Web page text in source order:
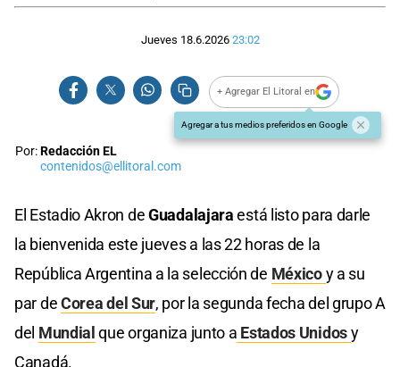
Jueves 18.6.2026 23:02
+ Agregar El Litoral en
Agregar a tus medios preferidos en Google
Por:Redacción EL
contenidos@ellitoral.com
El Estadio Akron deGuadalajaraestá listo para darle
la bienvenida este jueves a las 22 horas de la
República Argentina a la selección de Méxicoy a su
par deCorea del Sur, por la segunda fecha del grupo A
del Mundialque organiza junto a Estados Unidosy
Canadá.